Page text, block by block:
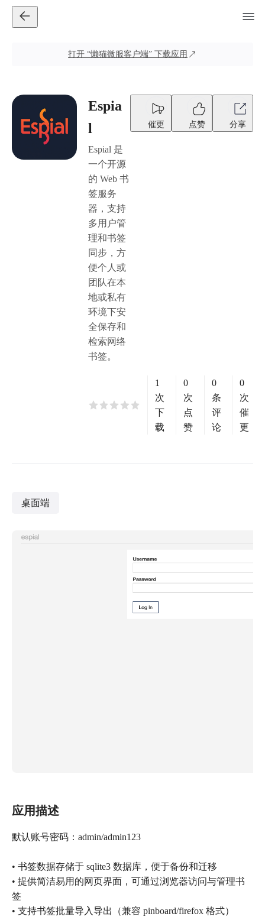
打开 “懒猫微服客户端” 下载应用
Espia
l
Espial 是
一个开源
的 Web 书
签服务
器，支持
多用户管
理和书签
同步，方
便个人或
团队在本
地或私有
环境下安
全保存和
检索网络
书签。
催更 点赞 分享
1
次
下
载
0
次
点
赞
0
条
评
论
0
次
催
更
桌面端
应用描述
默认账号密码：admin/admin123
• 书签数据存储于 sqlite3 数据库，便于备份和迁移
• 提供简洁易用的网页界面，可通过浏览器访问与管理书
签
• 支持书签批量导入导出（兼容 pinboard/firefox 格式）